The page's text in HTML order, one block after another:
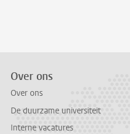
Over ons
Over ons
De duurzame universiteit
Interne vacatures